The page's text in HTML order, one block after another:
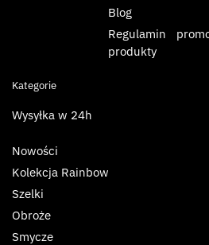
Blog
Regulamin
produkty
Kategorie
Wysyłka w 24h
Nowości
Kolekcja Rainbow
Szelki
Obroże
Smycze